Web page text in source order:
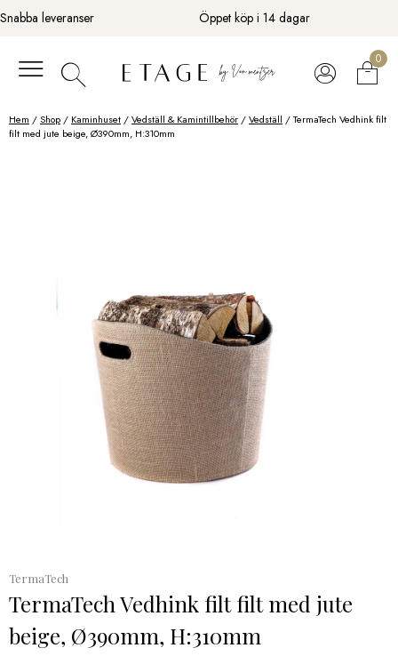
Fortsätt
till
Snabba leveranser Öppet köp i 14 dagar
0
Hem /Shop / Kaminhuset /Vedställ & Kamintillbehör /Vedställ / TermaTech Vedhink filt
filt med jute beige, Ø390mm, H:310mm
TermaTech
TermaTech Vedhink filt filt med jute
beige, Ø390mm, H:310mm